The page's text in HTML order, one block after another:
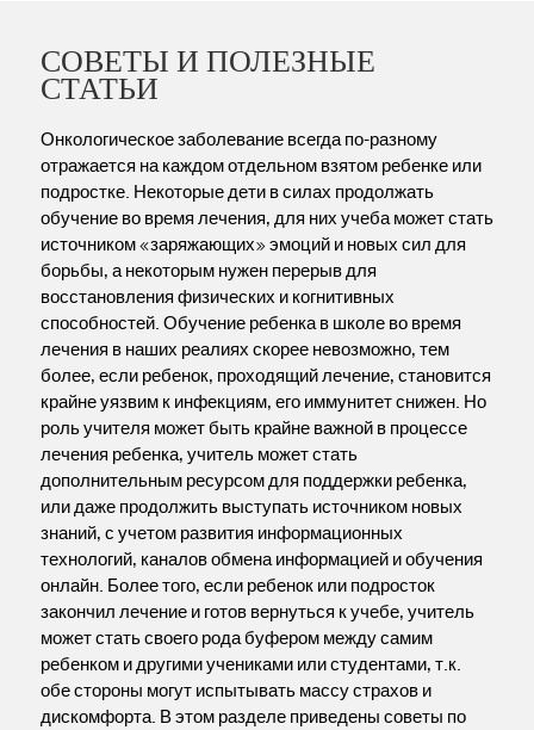
СОВЕТЫ И ПОЛЕЗНЫЕ
СТАТЬИ
Онкологическое заболевание всегда по-разному
отражается на каждом отдельном взятом ребенке или
подростке. Некоторые дети в силах продолжать
обучение во время лечения, для них учеба может стать
источником «заряжающих» эмоций и новых сил для
борьбы, а некоторым нужен перерыв для
восстановления физических и когнитивных
способностей. Обучение ребенка в школе во время
лечения в наших реалиях скорее невозможно, тем
более, если ребенок, проходящий лечение, становится
крайне уязвим к инфекциям, его иммунитет снижен. Но
роль учителя может быть крайне важной в процессе
лечения ребенка, учитель может стать
дополнительным ресурсом для поддержки ребенка,
или даже продолжить выступать источником новых
знаний, с учетом развития информационных
технологий, каналов обмена информацией и обучения
онлайн. Более того, если ребенок или подросток
закончил лечение и готов вернуться к учебе, учитель
может стать своего рода буфером между самим
ребенком и другими учениками или студентами, т.к.
обе стороны могут испытывать массу страхов и
дискомфорта. В этом разделе приведены советы по